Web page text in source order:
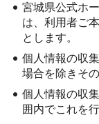
宮城県公式ホ
は、利用者ご
とします。
個人情報の収
場合を除きそ
個人情報の収
囲内でこれを